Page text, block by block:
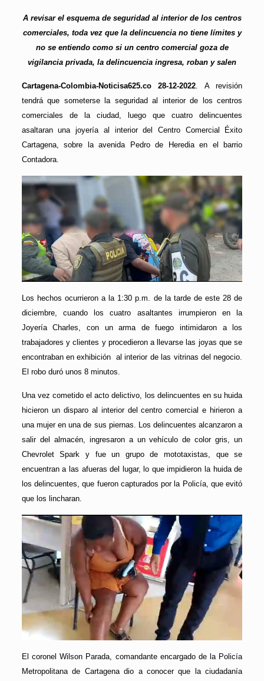
A revisar el esquema de seguridad al interior de los centros
comerciales, toda vez que la delincuencia no tiene límites y
no se entiendo como si un centro comercial goza de
vigilancia privada, la delincuencia ingresa, roban y salen
Cartagena-Colombia-Noticisa625.co 28-12-2022 . A revisión
tendrá que someterse la seguridad al interior de los centros
comerciales de la ciudad, luego que cuatro delincuentes
asaltaran una joyería al interior del Centro Comercial Éxito
Cartagena, sobre la avenida Pedro de Heredia en el barrio
Contadora.
Los hechos ocurrieron a la 1:30 p.m. de la tarde de este 28 de
diciembre, cuando los cuatro asaltantes irrumpieron en la
Joyería Charles, con un arma de fuego intimidaron a los
trabajadores y clientes y procedieron a llevarse las joyas que se
encontraban en exhibición al interior de las vitrinas del negocio.
El robo duró unos 8 minutos.
Una vez cometido el acto delictivo, los delincuentes en su huida
hicieron un disparo al interior del centro comercial e hirieron a
una mujer en una de sus piernas. Los delincuentes alcanzaron a
salir del almacén, ingresaron a un vehículo de color gris, un
Chevrolet Spark y fue un grupo de mototaxistas, que se
encuentran a las afueras del lugar, lo que impidieron la huida de
los delincuentes, que fueron capturados por la Policía, que evitó
que los lincharan.
El coronel Wilson Parada, comandante encargado de la Policía
Metropolitana de Cartagena dio a conocer que la ciudadanía